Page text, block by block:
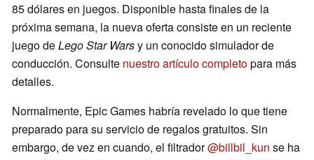
85 dólares en juegos. Disponible hasta finales de la
próxima semana, la nueva oferta consiste en un reciente
juego deLego Star Warsy un conocido simulador de
conducción. Consulte nuestro artículo completopara más
detalles.
Normalmente, Epic Games habría revelado lo que tiene
preparado para su servicio de regalos gratuitos. Sin
embargo, de vez en cuando, el filtrador@billbil_kun se ha